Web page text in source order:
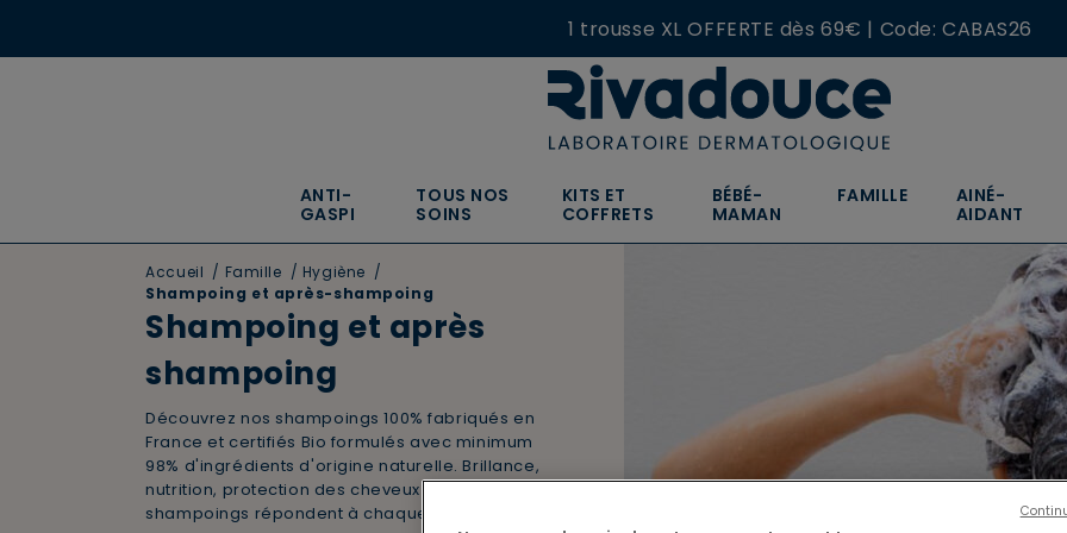
1 trousse XL OFFERTE dès 69€ | Code: CABAS26
NOUVEAU : Craquez pour nos nouvelles écorecharges​
ANTI-
GASPI
TOUS NOS
SOINS
KITS ET
COFFRETS
BÉBÉ-
MAMAN
FAMILLE
AINÉ-
AIDANT
Accueil / Famille / Hygiène /
Shampoing et après-shampoing
Shampoing et après
shampoing
Découvrez nos shampoings 100% fabriqués en
France et certifiés Bio formulés avec minimum
98% d'ingrédients d'origine naturelle. Brillance,
nutrition, protection des cheveux colorés... Nos
shampoings répondent à chaque besoin.